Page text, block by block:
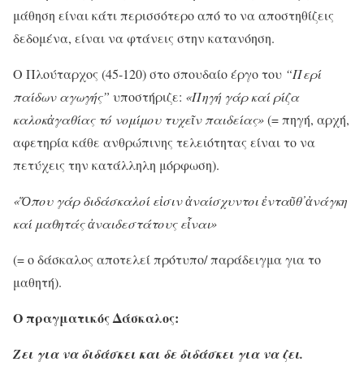
μάθηση είναι κάτι περισσότερο από το να αποστηθίζεις
δεδομένα, είναι να φτάνεις στην κατανόηση.
Ο Πλούταρχος (45-120) στο σπουδαίο έργο του “Περί
παίδων αγωγής” υποστήριζε: «Πηγή γάρ καί ρίζα
καλοκἀγαθίας τό νομίμου τυχεῖν παιδείας»(= πηγή, αρχή,
αφετηρία κάθε ανθρώπινης τελειότητας είναι το να
πετύχεις την κατάλληλη μόρφωση).
«Ὅπου γάρ διδάσκαλοί εἰσιν ἀναίσχυντοι ἐνταῦθ᾽ἀνάγκη
καί μαθητάς ἀναιδεστάτους εἶναι»
(= ο δάσκαλος αποτελεί πρότυπο/ παράδειγμα για το
μαθητή).
Ο πραγματικός Δάσκαλος:
Ζει για να διδάσκει και δε διδάσκει για να ζει.